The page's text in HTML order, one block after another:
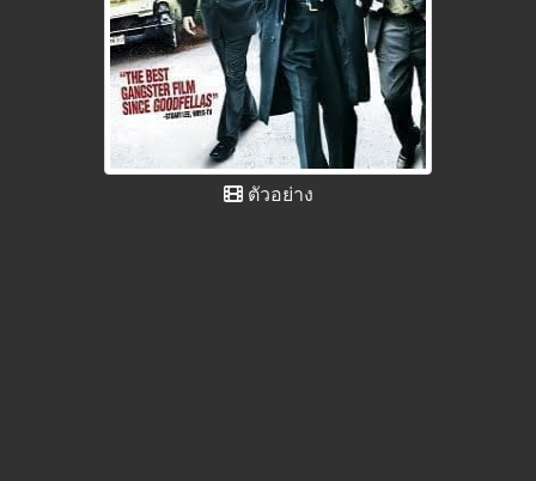
ตัวอย่าง